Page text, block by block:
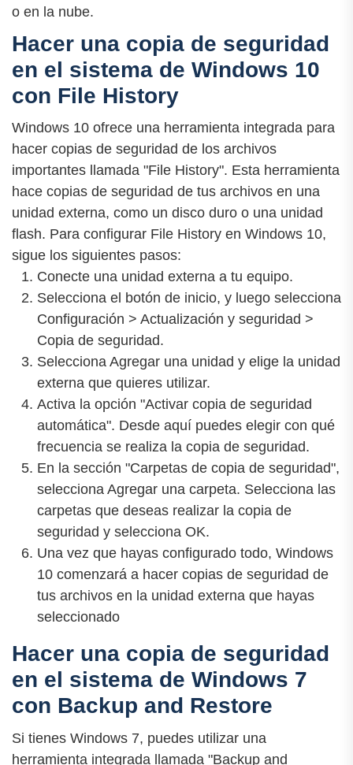
o en la nube.
Hacer una copia de seguridad
en el sistema de Windows 10
con File History
Windows 10 ofrece una herramienta integrada para
hacer copias de seguridad de los archivos
importantes llamada "File History". Esta herramienta
hace copias de seguridad de tus archivos en una
unidad externa, como un disco duro o una unidad
flash. Para configurar File History en Windows 10,
sigue los siguientes pasos:
Conecte una unidad externa a tu equipo.
Selecciona el botón de inicio, y luego selecciona
Configuración > Actualización y seguridad >
Copia de seguridad.
Selecciona Agregar una unidad y elige la unidad
externa que quieres utilizar.
Activa la opción "Activar copia de seguridad
automática". Desde aquí puedes elegir con qué
frecuencia se realiza la copia de seguridad.
En la sección "Carpetas de copia de seguridad",
selecciona Agregar una carpeta. Selecciona las
carpetas que deseas realizar la copia de
seguridad y selecciona OK.
Una vez que hayas configurado todo, Windows
10 comenzará a hacer copias de seguridad de
tus archivos en la unidad externa que hayas
seleccionado
Hacer una copia de seguridad
en el sistema de Windows 7
con Backup and Restore
Si tienes Windows 7, puedes utilizar una
herramienta integrada llamada "Backup and